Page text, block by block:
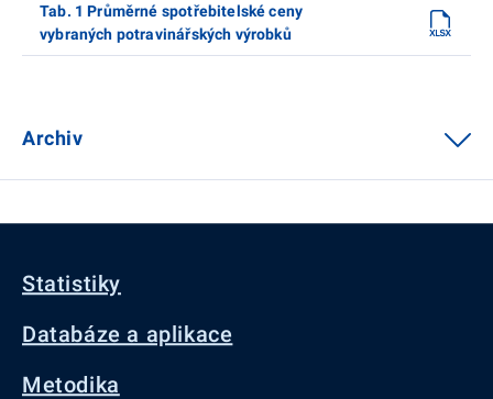
Tab. 1 Průměrné spotřebitelské ceny
vybraných potravinářských výrobků
Archiv
Statistiky
Databáze a aplikace
Metodika